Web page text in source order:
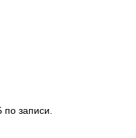
записи.